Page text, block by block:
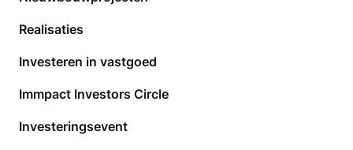
Realisaties
Investeren in vastgoed
Immpact Investors Circle
Investeringsevent